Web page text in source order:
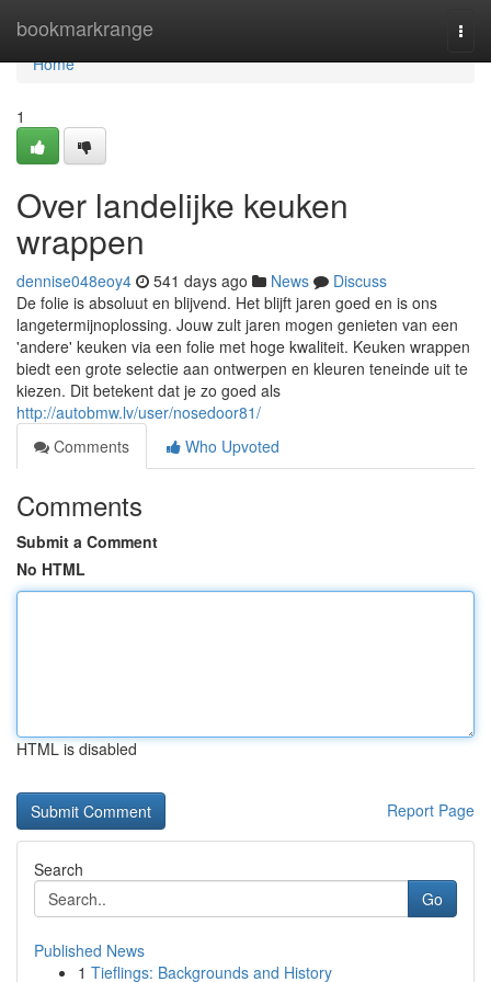
bookmarkrange
Home
Home
1
Over landelijke keuken
wrappen
dennise048eoy4 541 days ago News
Discuss
De folie is absoluut en blijvend. Het blijft jaren goed en is ons
langetermijnoplossing. Jouw zult jaren mogen genieten van een
'andere' keuken via een folie met hoge kwaliteit. Keuken wrappen
biedt een grote selectie aan ontwerpen en kleuren teneinde uit te
kiezen. Dit betekent dat je zo goed als
http://autobmw.lv/user/nosedoor81/
Comments
Who Upvoted
Comments
Submit a Comment
No HTML
HTML is disabled
Report Page
Search
Go
Published News
1 Tieflings: Backgrounds and History